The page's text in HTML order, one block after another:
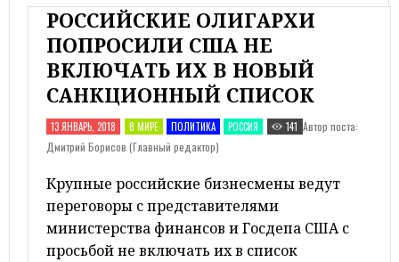
РОССИЙСКИЕ ОЛИГАРХИ
ПОПРОСИЛИ США НЕ
ВКЛЮЧАТЬ ИХ В НОВЫЙ
САНКЦИОННЫЙ СПИСОК
13 ЯНВАРЬ, 2018 В МИРЕ ПОЛИТИКА РОССИЯ 141 Автор поста:
Дмитрий Борисов (Главный редактор)
Крупные российские бизнесмены ведут
переговоры с представителями
министерства финансов и Госдепа США с
просьбой не включать их в список